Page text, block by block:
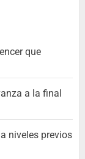
que
a la final
niveles previos